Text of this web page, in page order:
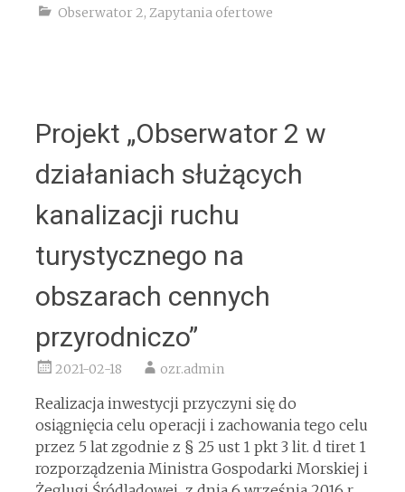
Obserwator 2, Zapytania ofertowe
Projekt „Obserwator 2 w
działaniach służących
kanalizacji ruchu
turystycznego na
obszarach cennych
przyrodniczo”
2021-02-18 ozr.admin
Realizacja inwestycji przyczyni się do
osiągnięcia celu operacji i zachowania tego celu
przez 5 lat zgodnie z § 25 ust 1 pkt 3 lit. d tiret 1
rozporządzenia Ministra Gospodarki Morskiej i